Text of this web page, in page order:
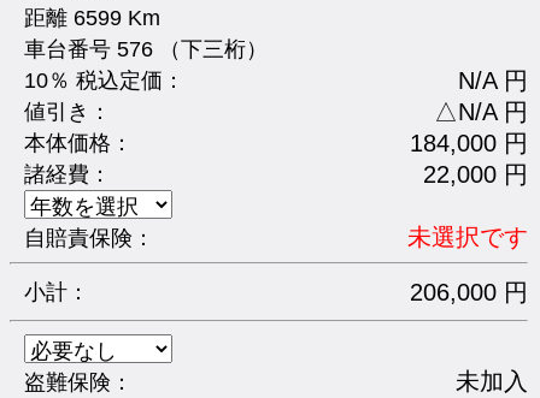
距離 6599 Km
車台番号 576 （下三桁）
10％ 税込定価：
N/A 円
値引き： △N/A 円
本体価格： 184,000 円
諸経費： 22,000 円
自賠責保険： 未選択です
小計： 206,000 円
盗難保険： 未加入